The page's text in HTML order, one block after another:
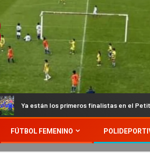
finalistas en el Petit de Inferiores en
FÚTBOL FEMENINO